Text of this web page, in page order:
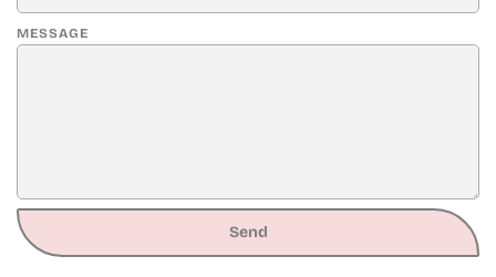
MESSAGE
Send